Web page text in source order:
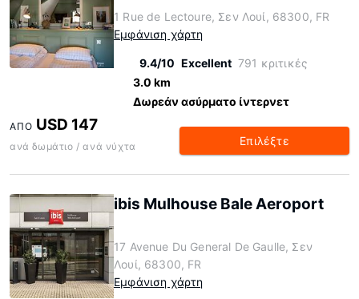
1 Rue de Lectoure, Σεν Λουί, 68300, FR
Εμφάνιση χάρτη
9.4/10 Excellent 791 κριτικές
3.0 km
Δωρεάν ασύρματο ίντερνετ
ΑΠΌ USD 147
ανά δωμάτιο / ανά νύχτα Επιλέξτε
ibis Mulhouse Bale Aeroport
17 Avenue Du General De Gaulle, Σεν
Λουί, 68300, FR
Εμφάνιση χάρτη